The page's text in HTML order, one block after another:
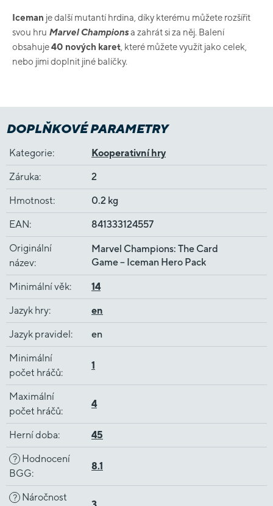
Iceman je další mutantí hrdina, díky kterému můžete rozšířit
svou hru Marvel Championsa zahrát si za něj. Balení
obsahuje40 nových karet , které můžete využít jako celek,
nebo jimi doplnit jiné balíčky.
DOPLŇKOVÉ PARAMETRY
Kategorie: Kooperativní hry
Záruka: 2
Hmotnost: 0.2 kg
EAN: 841333124557
Originální
název:
Marvel Champions: The Card
Game – Iceman Hero Pack
Minimální věk: 14
Jazyk hry: en
Jazyk pravidel : en
Minimální
počet hráčů:
1
Maximální
počet hráčů:
4
Herní doba: 45
?
Hodnocení
BGG:
8.1
? Náročnost